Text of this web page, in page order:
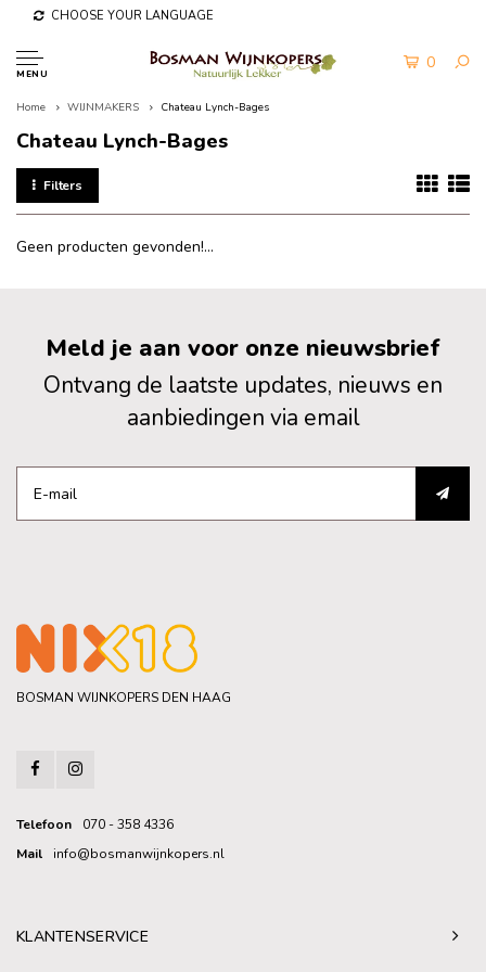
CHOOSE YOUR LANGUAGE
MENU
0
Home WIJNMAKERS Chateau Lynch-Bages
Chateau Lynch-Bages
Filters
Geen producten gevonden!...
Meld je aan voor onze nieuwsbrief
Ontvang de laatste updates, nieuws en
aanbiedingen via email
BOSMAN WIJNKOPERS DEN HAAG
Telefoon
070 - 358 4336
Mail
info@bosmanwijnkopers.nl
KLANTENSERVICE